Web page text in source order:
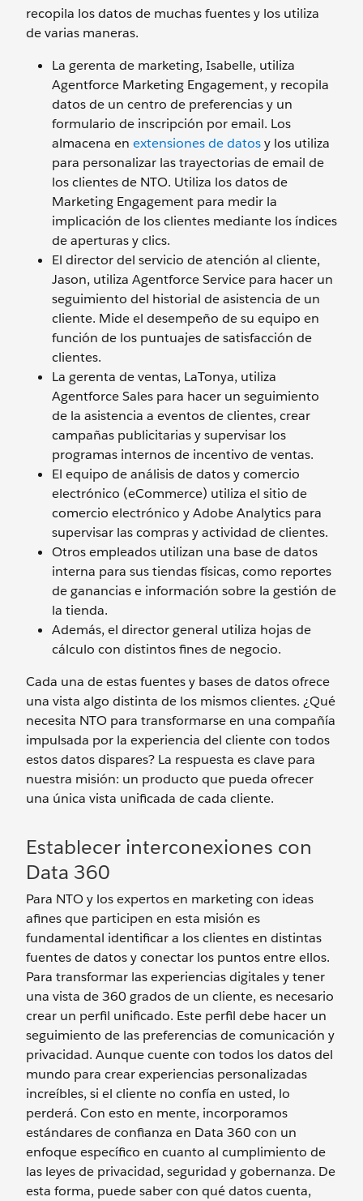
recopila los datos de muchas fuentes y los utiliza
de varias maneras.
La gerenta de marketing, Isabelle, utiliza
Agentforce Marketing Engagement, y recopila
datos de un centro de preferencias y un
formulario de inscripción por email. Los
almacena en extensiones de datosy los utiliza
para personalizar las trayectorias de email de
los clientes de NTO. Utiliza los datos de
Marketing Engagement para medir la
implicación de los clientes mediante los índices
de aperturas y clics.
El director del servicio de atención al cliente,
Jason, utiliza Agentforce Service para hacer un
seguimiento del historial de asistencia de un
cliente. Mide el desempeño de su equipo en
función de los puntuajes de satisfacción de
clientes.
La gerenta de ventas, LaTonya, utiliza
Agentforce Sales para hacer un seguimiento
de la asistencia a eventos de clientes, crear
campañas publicitarias y supervisar los
programas internos de incentivo de ventas.
El equipo de análisis de datos y comercio
electrónico (eCommerce) utiliza el sitio de
comercio electrónico y Adobe Analytics para
supervisar las compras y actividad de clientes.
Otros empleados utilizan una base de datos
interna para sus tiendas físicas, como reportes
de ganancias e información sobre la gestión de
la tienda.
Además, el director general utiliza hojas de
cálculo con distintos fines de negocio.
Cada una de estas fuentes y bases de datos ofrece
una vista algo distinta de los mismos clientes. ¿Qué
necesita NTO para transformarse en una compañía
impulsada por la experiencia del cliente con todos
estos datos dispares? La respuesta es clave para
nuestra misión: un producto que pueda ofrecer
una única vista unificada de cada cliente.
Establecer interconexiones con
Data 360
Para NTO y los expertos en marketing con ideas
afines que participen en esta misión es
fundamental identificar a los clientes en distintas
fuentes de datos y conectar los puntos entre ellos.
Para transformar las experiencias digitales y tener
una vista de 360 grados de un cliente, es necesario
crear un perfil unificado. Este perfil debe hacer un
seguimiento de las preferencias de comunicación y
privacidad. Aunque cuente con todos los datos del
mundo para crear experiencias personalizadas
increíbles, si el cliente no confía en usted, lo
perderá. Con esto en mente, incorporamos
estándares de confianza en Data 360 con un
enfoque específico en cuanto al cumplimiento de
las leyes de privacidad, seguridad y gobernanza. De
esta forma, puede saber con qué datos cuenta,